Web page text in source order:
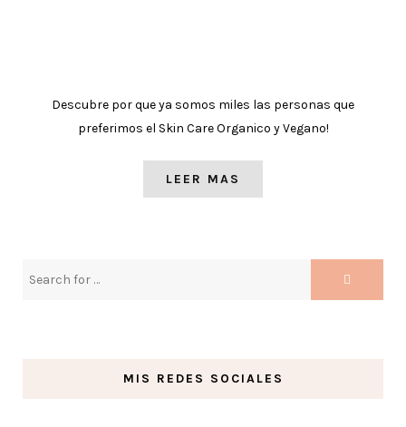
Descubre por que ya somos miles las personas que
preferimos el Skin Care Organico y Vegano!
LEER MAS
MIS REDES SOCIALES